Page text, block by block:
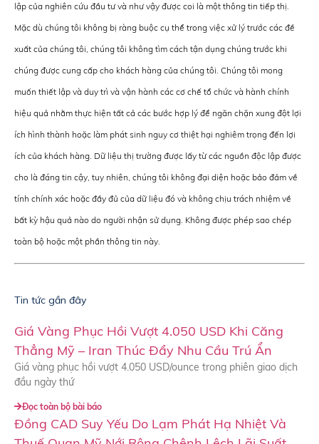
lập của nghiên cứu đầu tư và như vậy được coi là một thông tin tiếp thị.
Mặc dù chúng tôi không bị ràng buộc cụ thể trong việc xử lý trước các đề
xuất của chúng tôi, chúng tôi không tìm cách tận dụng chúng trước khi
chúng được cung cấp cho khách hàng của chúng tôi. Chúng tôi mong
muốn thiết lập và duy trì và vận hành các cơ chế tổ chức và hành chính
hiệu quả nhằm thực hiện tất cả các bước hợp lý để ngăn chặn xung đột lợi
ích hình thành hoặc làm phát sinh nguy cơ thiệt hại nghiêm trọng đến lợi
ích của khách hàng. Dữ liệu thị trường được lấy từ các nguồn độc lập được
cho là đáng tin cậy, tuy nhiên, chúng tôi không đại diện hoặc bảo đảm về
tính chính xác hoặc đầy đủ của dữ liệu đó và không chịu trách nhiệm về
bất kỳ hậu quả nào do người nhận sử dụng. Không được phép sao chép
toàn bộ hoặc một phần thông tin này.
Tin tức gần đây
Giá Vàng Phục Hồi Vượt 4.050 USD Khi Căng
Thẳng Mỹ – Iran Thúc Đẩy Nhu Cầu Trú Ẩn
Giá vàng phục hồi vượt 4.050 USD/ounce trong phiên giao dịch
đầu ngày thứ
Đọc toàn bộ bài báo
Đồng CAD Suy Yếu Do Lạm Phát Hạ Nhiệt Và